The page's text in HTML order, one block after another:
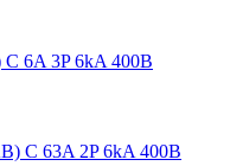
6A 3P 6kA 400В